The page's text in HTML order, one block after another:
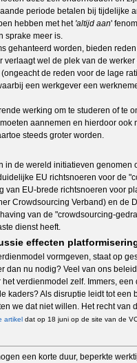
periode betalen bij tijdelijke
hebben met het 'altijd aan'
sprake meer is.
gehanteerd worden, bieden
wel de plek van de
de reden voor de lage
een werkgever een
werking om te studeren of
aannemen en hierdoor
steeds groter worden.
in de wereld initiatieven
EU richtsnoeren voor de
van EU-brede richtsnoeren voor
Crowdsourcing Verband) en
van de "crowdsourcing-
dienst heeft.
effecten
vormgeven, staat op
dan nu nodig? Veel van ons
verdienmodel zelf. Immers,
kaders? Als disruptie leidt tot
we dat niet willen. Het recht
artikel dat op 18 juni op de site van de
een korte duur, beperkte